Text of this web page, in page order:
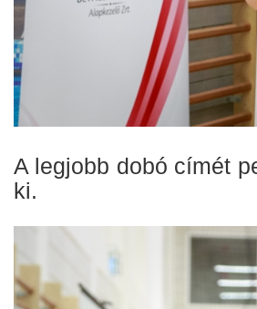
A legjobb dobó címét
ki.